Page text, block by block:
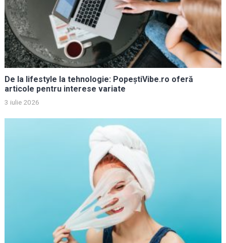
De la lifestyle la tehnologie: PopeștiVibe.ro oferă
articole pentru interese variate
3 iulie 2026